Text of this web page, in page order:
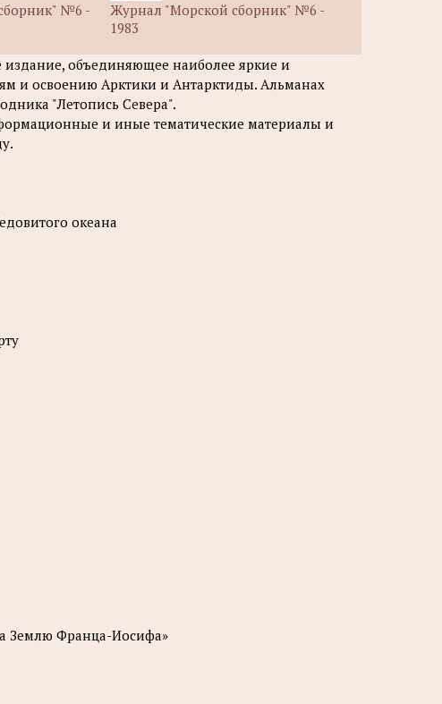
№6 -
Журнал "Морской сборник" №6 -
1983
объединяющее наиболее яркие и
и освоению Арктики и Антарктиды. Альманах
"Летопись Севера".
и иные тематические материалы и
океана
Землю Франца-Иосифа»